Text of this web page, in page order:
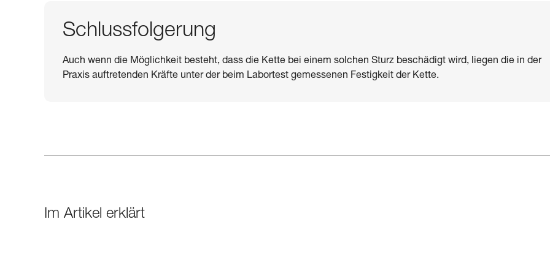
Schlussfolgerung
Auch wenn die Möglichkeit besteht, dass die Kette bei einem solchen Sturz beschädigt wird, liegen die in der
Praxis auftretenden Kräfte unter der beim Labortest gemessenen Festigkeit der Kette.
Im Artikel erklärt